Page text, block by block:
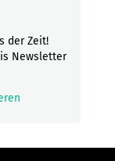
der Zeit!
Newsletter